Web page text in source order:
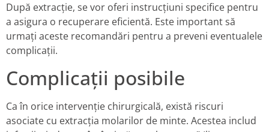
După extracție, se vor oferi instrucțiuni specifice pentru
a asigura o recuperare eficientă. Este important să
urmați aceste recomandări pentru a preveni eventualele
complicații.
Complicații posibile
Ca în orice intervenție chirurgicală, există riscuri
asociate cu extracția molarilor de minte. Acestea includ